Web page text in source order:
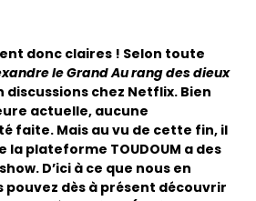
donc claires ! Selon toute
le Grand Au rang des dieux
discussions chez Netflix. Bien
actuelle, aucune
faite. Mais au vu de cette fin, il
la plateforme TOUDOUM a des
D’ici à ce que nous en
pouvez dès à présent découvrir